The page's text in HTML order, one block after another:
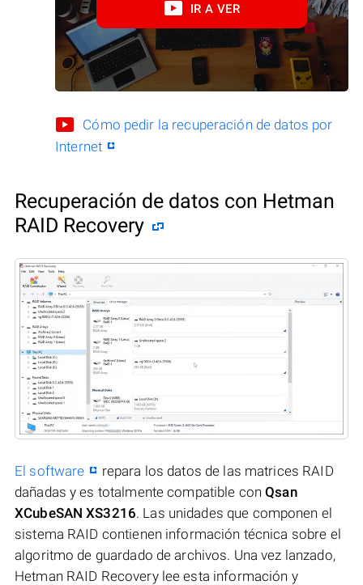
IR A VER
Cómo pedir la recuperación de datos por
Internet
Recuperación de datos con Hetman
RAID Recovery
El software
repara los datos de las matrices RAID
dañadas y es totalmente compatible conQsan
XCubeSAN XS3216. Las unidades que componen el
sistema RAID contienen información técnica sobre el
algoritmo de guardado de archivos. Una vez lanzado,
Hetman RAID Recovery lee esta información y